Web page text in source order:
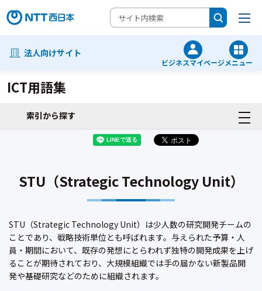
法人向けサイト
ビジネスマイページメニュー
ICT用語集
索引から探す
STU（Strategic Technology Unit）
STU（Strategic Technology Unit）は少人数の研究開発チームの
ことであり、戦略技術単位とも呼ばれます。与えられた予算・人
員・期間において、既存の発想にとらわれず独特の開発成果を上げ
ることが期待されており、大規模組織では手の届かない新製品開
発や基礎研究などのために組織されます。